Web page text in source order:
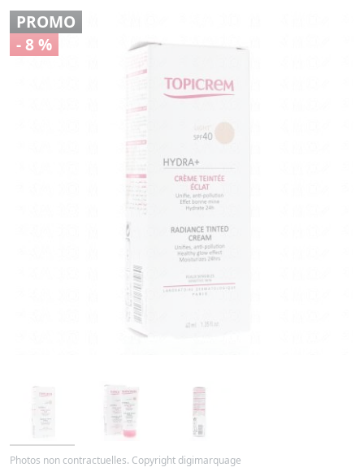
PROMO
- 8 %
Photos non contractuelles. Copyright digimarquage